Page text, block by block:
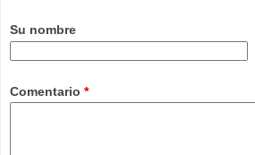
Su nombre
Comentario *